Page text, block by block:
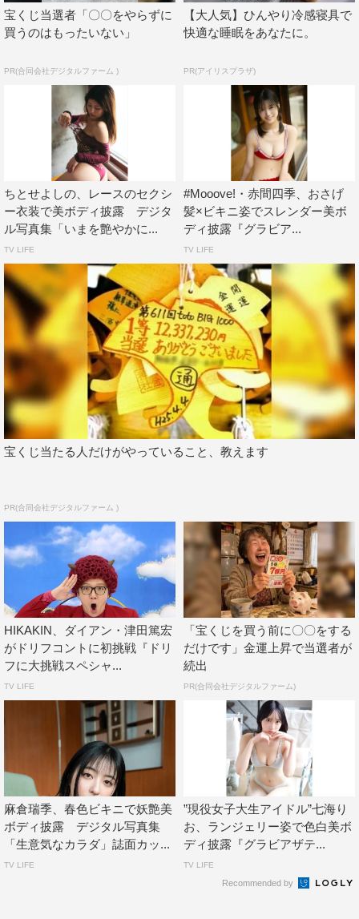
宝くじ当選者「〇〇をやらずに
買うのはもったいない」
PR(合同会社デジタルファーム )
【大人気】ひんやり冷感寝具で
快適な睡眠をあなたに。
PR(アイリスプラザ)
ちとせよしの、レースのセクシ
ー衣装で美ボディ披露 デジタ
ル写真集「いまを艶やかに...
TV LIFE
#Mooove!・赤間四季、おさげ
髪×ビキニ姿でスレンダー美ボ
ディ披露『グラビア...
TV LIFE
宝くじ当たる人だけがやっていること、教えます
PR(合同会社デジタルファーム )
HIKAKIN、ダイアン・津田篤宏
がドリフコントに初挑戦『ドリ
フに大挑戦スペシャ...
TV LIFE
「宝くじを買う前に〇〇をする
だけです」金運上昇で当選者が
続出
PR(合同会社デジタルファーム)
麻倉瑞季、春色ビキニで妖艶美
ボディ披露 デジタル写真集
「生意気なカラダ」誌面カッ...
TV LIFE
”現役女子大生アイドル”七海り
お、ランジェリー姿で色白美ボ
ディ披露『グラビアザテ...
TV LIFE
Recommended by